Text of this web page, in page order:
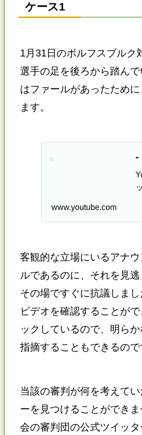
ケース1
1月31日のボルフスブルク
選手の足を後ろから踏ん
はファールがあったため
ます。
-
www.youtube.com
客観的な立場にいるアナ
ルであるのに、それを見
その場ですぐに抗議しま
ビデオを確認することが
ックしているので、明ら
指摘することもできるの
当該の審判が何を考えて
ーを見つけることができ
会の審判団の公式ツイッ